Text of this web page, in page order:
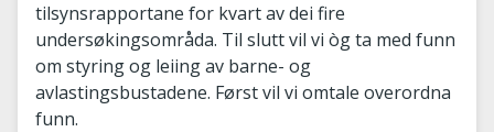
tilsynsrapportane for kvart av dei fire
undersøkingsområda. Til slutt vil vi òg ta med funn
om styring og leiing av barne- og
avlastingsbustadene. Først vil vi omtale overordna
funn.